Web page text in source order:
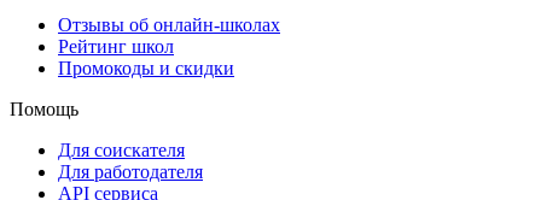
Отзывы об онлайн-школах
Рейтинг школ
Промокоды и скидки
Помощь
Для соискателя
Для работодателя
API сервиса